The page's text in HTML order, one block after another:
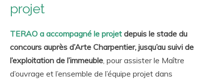
projet
TERAO a accompagné le projet depuis le stade du
concours auprès d’Arte Charpentier, jusqu’au suivi de
l’exploitation de l’immeuble , pour assister le Maître
d’ouvrage et l’ensemble de l’équipe projet dans